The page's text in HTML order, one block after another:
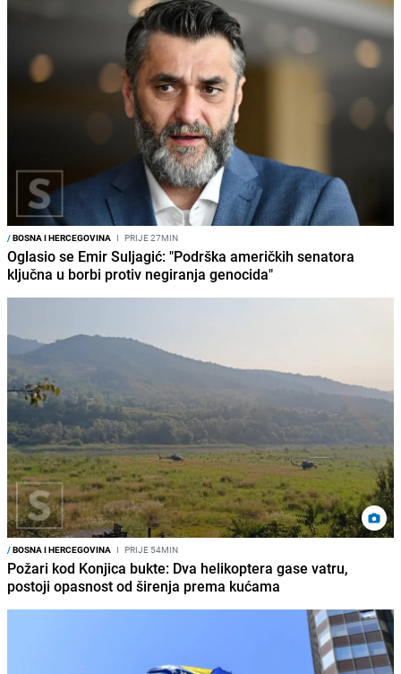
/BOSNA I HERCEGOVINA I PRIJE 27MIN
Oglasio se Emir Suljagić: "Podrška američkih senatora
ključna u borbi protiv negiranja genocida"
/BOSNA I HERCEGOVINA I PRIJE 54MIN
Požari kod Konjica bukte: Dva helikoptera gase vatru,
postoji opasnost od širenja prema kućama